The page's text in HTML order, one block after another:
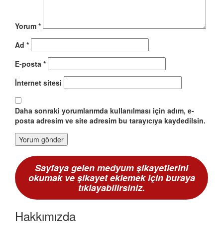
Yorum *
Ad *
E-posta *
İnternet sitesi
Daha sonraki yorumlarımda kullanılması için adım, e-
posta adresim ve site adresim bu tarayıcıya kaydedilsin.
Sayfaya gelen medyum şikayetlerini
okumak ve şikayet eklemek için buraya
tıklayabilirsiniz.
Hakkımızda